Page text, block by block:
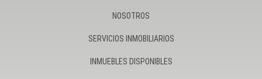
NOSOTROS
SERVICIOS INMOBILIARIOS
INMUEBLES DISPONIBLES